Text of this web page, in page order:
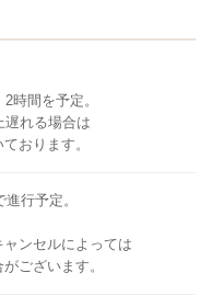
時間を予定。
れる場合は
おります。
行予定。
ンセルによっては
ございます。